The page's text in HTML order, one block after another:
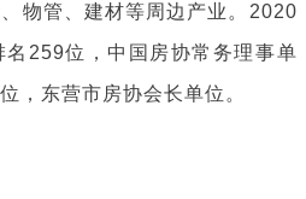
物管、建材等周边产业。2020
259位，中国房协常务理事单
，东营市房协会长单位。